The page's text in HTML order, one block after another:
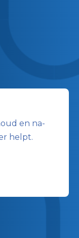
en na-
helpt.